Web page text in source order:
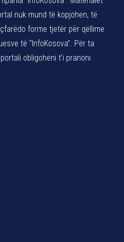
nuk mund të kopjohen, të
forme tjetër për qëllime
të “InfoKosova”. Për ta
obligoheni t’i pranoni